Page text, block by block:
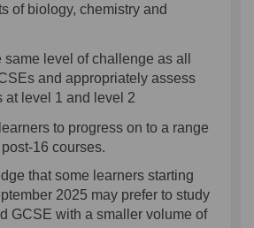
of biology, chemistry and
same level of challenge as all
and appropriately assess
at level 1 and level 2
to progress on to a range
16 courses.
that some learners starting
2025 may prefer to study
GCSE with a smaller volume of